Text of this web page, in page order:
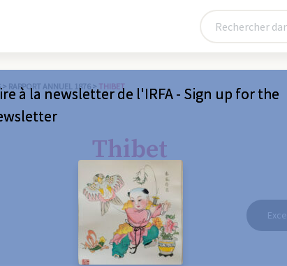
> RAPPORT ANNUEL 1876 > THIBET
Thibet
à la newsletter de l'IRFA - Sign up for the